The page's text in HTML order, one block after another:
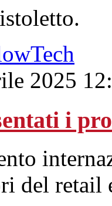
2025
i
del retail